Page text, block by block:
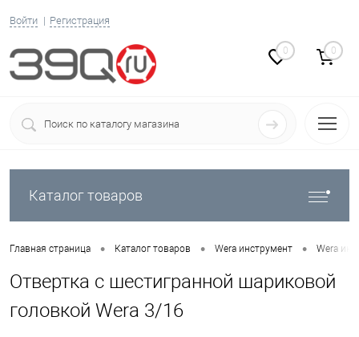
Войти Регистрация
0 0
Каталог товаров
Главная страница • Каталог товаров • Wera инструмент • Wera
Отвертка с шестигранной шариковой
головкой Wera 3/16